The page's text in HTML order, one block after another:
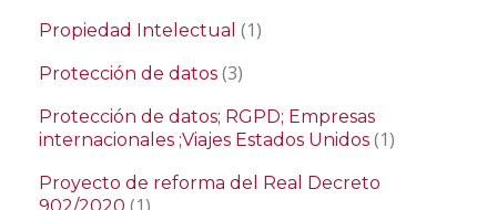
Propiedad Intelectual (1)
Protección de datos (3)
Protección de datos; RGPD; Empresas
internacionales ;Viajes Estados Unidos (1)
Proyecto de reforma del Real Decreto